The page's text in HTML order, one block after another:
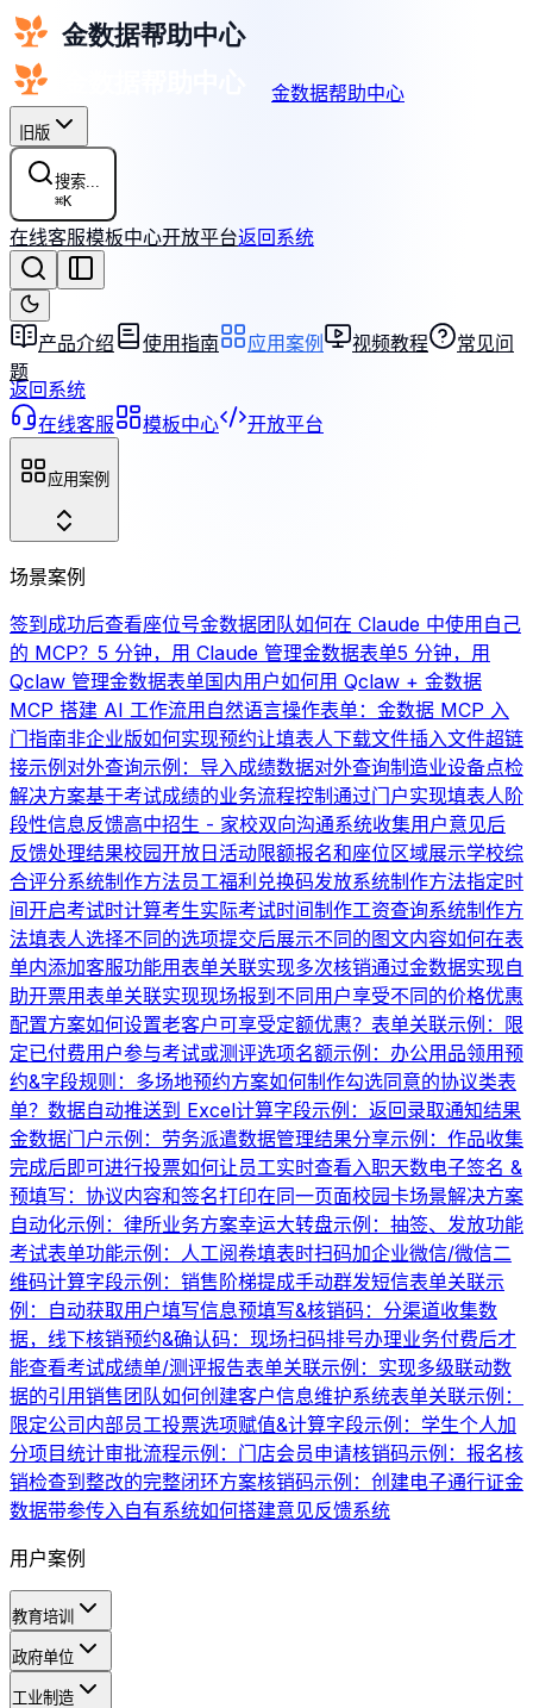
金数据帮助中心
旧版
搜索...
⌘K
在线客服模板中心开放平台返回系统
产品介绍 使用指南 应用案例 视频教程
常见问
题
返回系统
在线客服
模板中心 开放平台
应用案例
场景案例
签到成功后查看座位号金数据团队如何在 Claude 中使用自己
的 MCP？ 5 分钟，用 Claude 管理金数据表单5 分钟，用
Qclaw 管理金数据表单国内用户如何用 Qclaw + 金数据
MCP 搭建 AI 工作流用自然语言操作表单：金数据 MCP 入
门指南非企业版如何实现预约让填表人下载文件插入文件超链
接示例对外查询示例：导入成绩数据对外查询制造业设备点检
解决方案基于考试成绩的业务流程控制通过门户实现填表人阶
段性信息反馈高中招生 - 家校双向沟通系统收集用户意见后
反馈处理结果校园开放日活动限额报名和座位区域展示学校综
合评分系统制作方法员工福利兑换码发放系统制作方法指定时
间开启考试时计算考生实际考试时间制作工资查询系统制作方
法填表人选择不同的选项提交后展示不同的图文内容如何在表
单内添加客服功能用表单关联实现多次核销通过金数据实现自
助开票用表单关联实现现场报到不同用户享受不同的价格优惠
配置方案如何设置老客户可享受定额优惠？ 表单关联示例：限
定已付费用户参与考试或测评选项名额示例：办公用品领用预
约&字段规则：多场地预约方案如何制作勾选同意的协议类表
单？ 数据自动推送到 Excel计算字段示例：返回录取通知结果
金数据门户示例：劳务派遣数据管理结果分享示例：作品收集
完成后即可进行投票如何让员工实时查看入职天数电子签名 &
预填写：协议内容和签名打印在同一页面校园卡场景解决方案
自动化示例：律所业务方案幸运大转盘示例：抽签、发放功能
考试表单功能示例：人工阅卷填表时扫码加企业微信/微信二
维码计算字段示例：销售阶梯提成手动群发短信表单关联示
例：自动获取用户填写信息预填写&核销码：分渠道收集数
据，线下核销预约&确认码：现场扫码排号办理业务付费后才
能查看考试成绩单/测评报告表单关联示例：实现多级联动数
据的引用销售团队如何创建客户信息维护系统表单关联示例：
限定公司内部员工投票选项赋值&计算字段示例：学生个人加
分项目统计审批流程示例：门店会员申请核销码示例：报名核
销检查到整改的完整闭环方案核销码示例：创建电子通行证金
数据带参传入自有系统如何搭建意见反馈系统
用户案例
教育培训
政府单位
工业制造